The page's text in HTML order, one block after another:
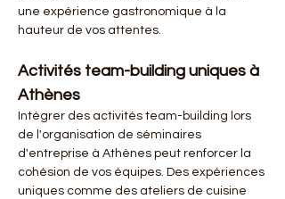
une expérience gastronomique à la
hauteur de vos attentes.
Activités team-building uniques à
Athènes
Intégrer des activités team-building lors
de l'organisation de séminaires
d'entreprise à Athènes peut renforcer la
cohésion de vos équipes. Des expériences
uniques comme des ateliers de cuisine